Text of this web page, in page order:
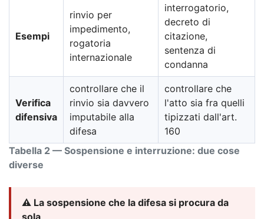
Tabella 2 — Sospensione e interruzione: due cose
diverse
Esempi
rinvio per
impedimento,
rogatoria
internazionale
interrogatorio,
decreto di
citazione,
sentenza di
condanna
Verifica
difensiva
controllare che il
rinvio sia davvero
imputabile alla
difesa
controllare che
l'atto sia fra quelli
tipizzati dall'art.
160
⚠️ La sospensione che la difesa si procura da
sola